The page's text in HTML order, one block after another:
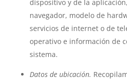
dispositivo y de la
navegador, modelo de
servicios de internet o de
operativo e información de
sistema.
Datos de ubicación.